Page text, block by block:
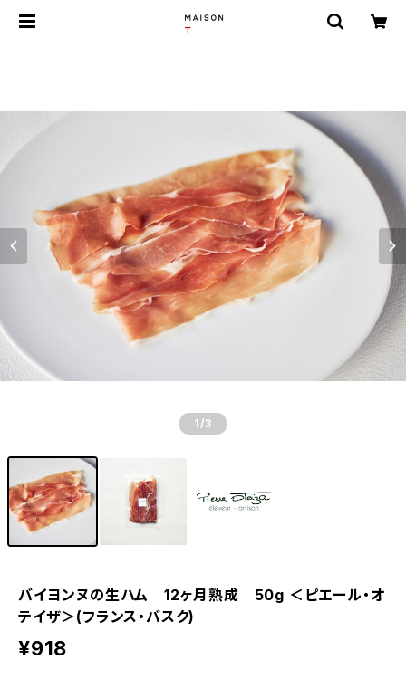
1 /3
バイヨンヌの生ハム 12ヶ月熟成 50g ＜ピエール・オ
テイザ＞(フランス・バスク)
¥918